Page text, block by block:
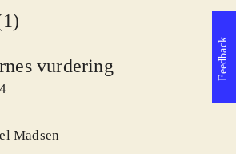
vurdering
Madsen
Feedback